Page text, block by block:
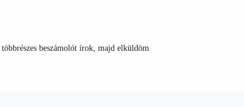
beszámolót írok, majd elküldöm